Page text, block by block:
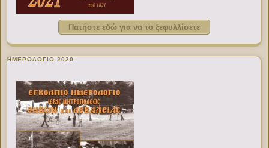
Πατήστε εδώ για να το ξεφυλλίσετε
ΗΜΕΡΟΛΟΓΙΟ 2020